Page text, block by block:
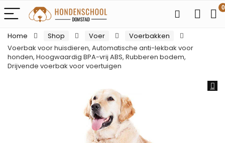
0
Home Shop Voer
Voerbakken
Voerbak voor huisdieren, Automatische anti-lekbak voor
honden, Hoogwaardig BPA-vrij ABS, Rubberen bodem,
Drijvende voerbak voor voertuigen